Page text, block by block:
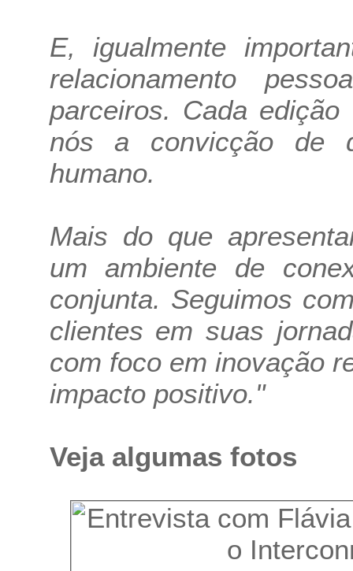
E, igualmente
relacionamento
parceiros. Cada
nós a convicção de
humano.
Mais do que
um ambiente de
conjunta. Seguimos
clientes em suas
com foco em inovação
impacto positivo."
Veja algumas fotos